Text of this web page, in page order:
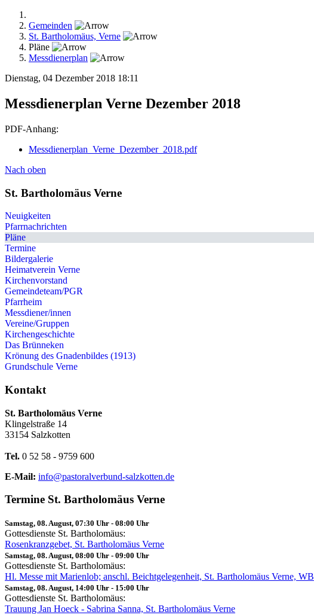
Gemeinden
St. Bartholomäus, Verne
Pläne
Messdienerplan
Dienstag, 04 Dezember 2018 18:11
Messdienerplan Verne Dezember 2018
PDF-Anhang:
Messdienerplan_Verne_Dezember_2018.pdf
Nach oben
St. Bartholomäus Verne
Neuigkeiten
Pfarrnachrichten
Pläne
Termine
Bildergalerie
Heimatverein Verne
Kirchenvorstand
Gemeindeteam/PGR
Pfarrheim
Messdiener/innen
Vereine/Gruppen
Kirchengeschichte
Das Brünneken
Krönung des Gnadenbildes (1913)
Grundschule Verne
Kontakt
St. Bartholomäus Verne
Klingelstraße 14
33154 Salzkotten
Tel. 0 52 58 - 9759 600
E-Mail: info@pastoralverbund-salzkotten.de
Termine St. Bartholomäus Verne
Samstag, 08. August, 07:30 Uhr - 08:00 Uhr
Gottesdienste St. Bartholomäus:
Rosenkranzgebet, St. Bartholomäus Verne
Samstag, 08. August, 08:00 Uhr - 09:00 Uhr
Gottesdienste St. Bartholomäus:
Hl. Messe mit Marienlob; anschl. Beichtgelegenheit, St. Bartholomäus Verne, WB
Samstag, 08. August, 14:00 Uhr - 15:00 Uhr
Gottesdienste St. Bartholomäus:
Trauung Jan Hoeck - Sabrina Sanna, St. Bartholomäus Verne